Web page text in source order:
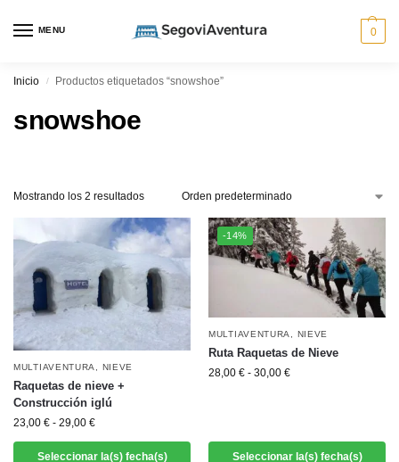
MENU 0
Inicio / Productos etiquetados “snowshoe”
snowshoe
Mostrando los 2 resultados
MULTIAVENTURA, NIEVE
Raquetas de nieve +
Construcción iglú
23,00 € - 29,00 €
Seleccionar la(s) fecha(s)
-14%
MULTIAVENTURA NIEVE
Ruta Raquetas de Nieve
28,00 € - 30,00 €
Seleccionar la(s) fecha(s)